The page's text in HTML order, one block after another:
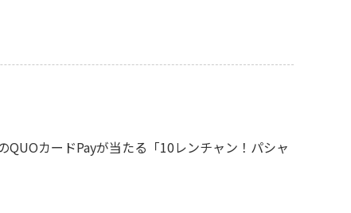
カードPayが当たる「10レンチャン！パシャ